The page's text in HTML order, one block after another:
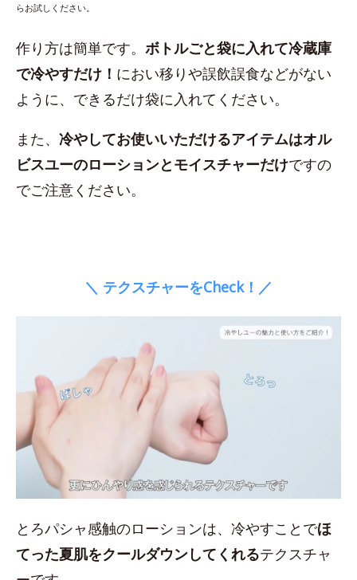
らお試しください。
作り方は簡単です。 ボトルごと袋に入れて冷蔵庫
で冷やすだけ！ におい移りや誤飲誤食などがない
ように、できるだけ袋に入れてください。
また、 冷やしてお使いいただけるアイテムはオル
ビスユーのローションとモイスチャーだけですの
でご注意ください。
＼ テクスチャーをCheck！／
とろパシャ感触のローションは、冷やすことでほ
てった夏肌をクールダウンしてくれるテクスチャ